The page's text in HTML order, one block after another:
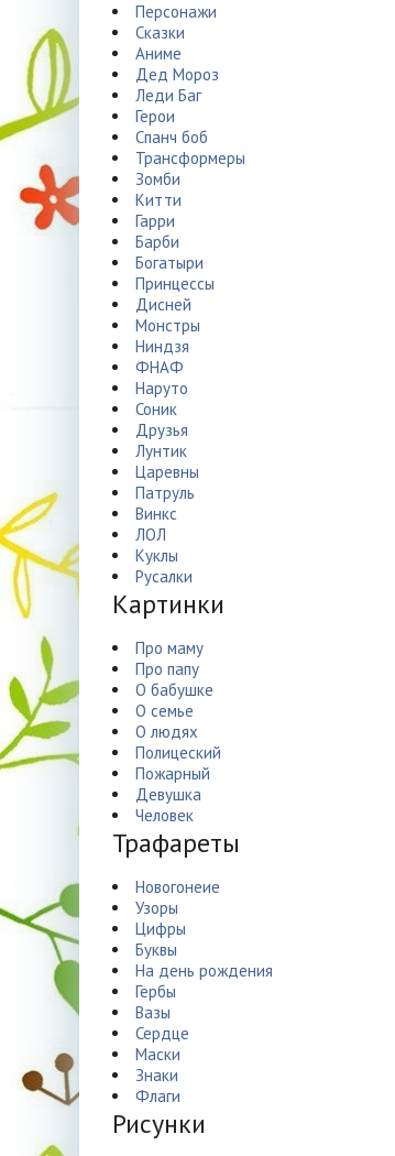
Персонажи
Сказки
Аниме
Дед Мороз
Леди Баг
Герои
Спанч боб
Трансформеры
Зомби
Китти
Гарри
Барби
Богатыри
Принцессы
Дисней
Монстры
Ниндзя
ФНАФ
Наруто
Соник
Друзья
Лунтик
Царевны
Патруль
Винкс
ЛОЛ
Куклы
Русалки
Картинки
Про маму
Про папу
О бабушке
О семье
О людях
Полицеский
Пожарный
Девушка
Человек
Трафареты
Новогонеие
Узоры
Цифры
Буквы
На день рождения
Гербы
Вазы
Сердце
Маски
Знаки
Флаги
Рисунки